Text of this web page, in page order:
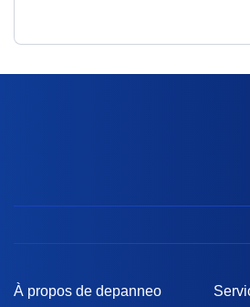
À propos de depanneo